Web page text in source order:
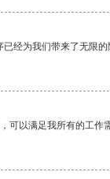
经为我们带来了无限的
可以满足我所有的工作